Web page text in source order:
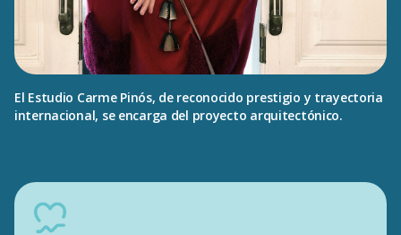
El Estudio Carme Pinós, de reconocido prestigio y trayectoria
internacional, se encarga del proyecto arquitectónico.